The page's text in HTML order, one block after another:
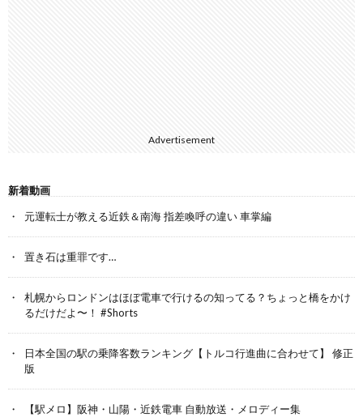
Advertisement
新着動画
元運転士が教える近鉄＆南海 指差喚呼の違い 車掌編
置き石は重罪です…
札幌からロンドンはほぼ電車で行けるの知ってる？ちょっと橋をかけ
るだけだよ〜！ #Shorts
日本全国の駅の乗降客数ランキング【トルコ行進曲に合わせて】 修正
版
【駅メロ】阪神・山陽・近鉄電車 自動放送・メロディー集